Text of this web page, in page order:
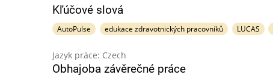
Kľúčové slová
AutoPulse edukace zdravotnických pracovníků LUCAS
Jazyk práce: Czech
Obhajoba závěrečné práce